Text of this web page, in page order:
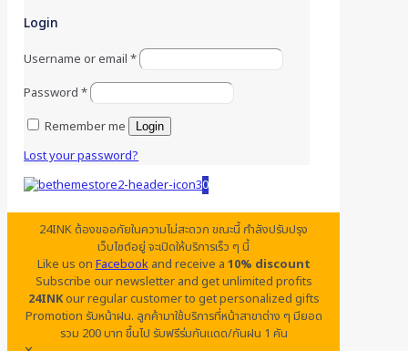
Login
Username or email*
Password*
Remember me
Login
Lost your password?
0
24INK ต้องขออภัยในความไม่สะดวก ขณะนี้ กำลังปรับปรุง
เว็บไซต์อยู่ จะเปิดให้บริการเร็ว ๆ นี้
Like us onFacebookand receive a 10% discount
Subscribe our newsletter and get unlimited profits
24INKour regular customer to get personalized gifts
Promotion รับหน้าฝน. ลูกค้ามาใช้บริการที่หน้าสาขาต่าง ๆ มียอด
รวม 200 บาท ขึ้นไป รับฟรีร่มกันแดด/กันฝน 1 คัน